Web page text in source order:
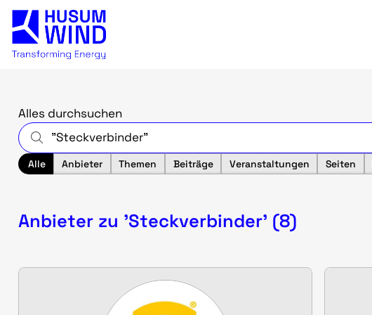
Alles durchsuchen
Alle Anbieter Themen Beiträge Veranstaltungen Seiten
Anbieter zu 'Steckverbinder' (8)